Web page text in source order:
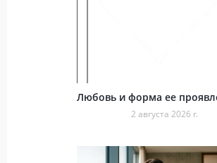
Любовь и форма ее
2 августа 2026 г.